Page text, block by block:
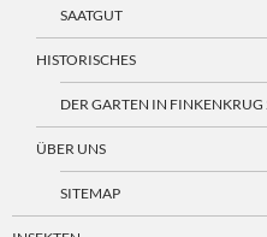
SAATGUT
HISTORISCHES
DER GARTEN IN
ÜBER UNS
SITEMAP